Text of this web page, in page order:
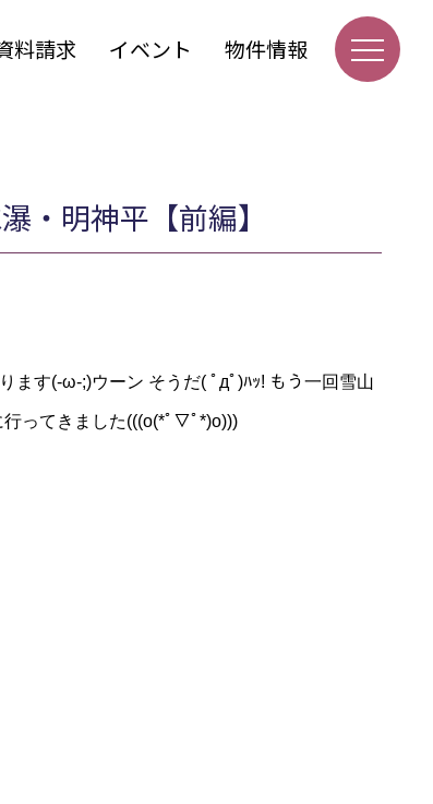
料請求 イベント 物件情報
明神平【前編】
ます(-ω-;)ウーン そうだ( ﾟдﾟ)ﾊｯ! もう一回雪山
行ってきました(((o(*ﾟ▽ﾟ*)o)))